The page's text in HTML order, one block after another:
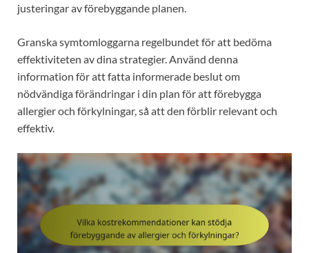
justeringar av förebyggande planen.
Granska symtomloggarna regelbundet för att bedöma
effektiviteten av dina strategier. Använd denna
information för att fatta informerade beslut om
nödvändiga förändringar i din plan för att förebygga
allergier och förkylningar, så att den förblir relevant och
effektiv.